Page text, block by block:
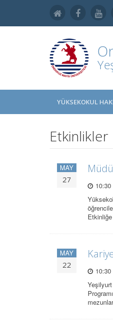
YÜKSEKOKUL
Etkinlikler
MAY
27
10:30
MAY
22
10:30